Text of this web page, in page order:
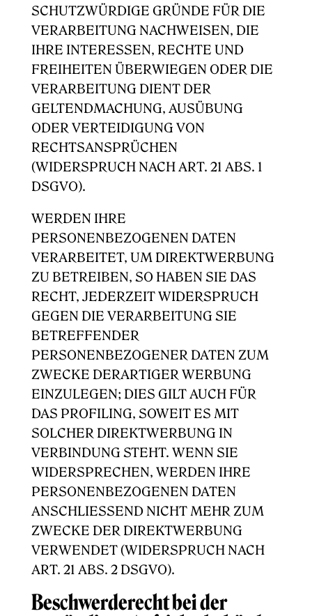
SCHUTZWÜRDIGE GRÜNDE FÜR DIE
VERARBEITUNG NACHWEISEN, DIE
IHRE INTERESSEN, RECHTE UND
FREIHEITEN ÜBERWIEGEN ODER DIE
VERARBEITUNG DIENT DER
GELTENDMACHUNG, AUSÜBUNG
ODER VERTEIDIGUNG VON
RECHTSANSPRÜCHEN
(WIDERSPRUCH NACH ART. 21 ABS. 1
DSGVO).
WERDEN IHRE
PERSONENBEZOGENEN DATEN
VERARBEITET, UM DIREKTWERBUNG
ZU BETREIBEN, SO HABEN SIE DAS
RECHT, JEDERZEIT WIDERSPRUCH
GEGEN DIE VERARBEITUNG SIE
BETREFFENDER
PERSONENBEZOGENER DATEN ZUM
ZWECKE DERARTIGER WERBUNG
EINZULEGEN; DIES GILT AUCH FÜR
DAS PROFILING, SOWEIT ES MIT
SOLCHER DIREKTWERBUNG IN
VERBINDUNG STEHT. WENN SIE
WIDERSPRECHEN, WERDEN IHRE
PERSONENBEZOGENEN DATEN
ANSCHLIESSEND NICHT MEHR ZUM
ZWECKE DER DIREKTWERBUNG
VERWENDET (WIDERSPRUCH NACH
ART. 21 ABS. 2 DSGVO).
Beschwerde­recht bei der